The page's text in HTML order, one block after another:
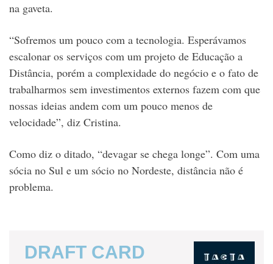
na gaveta.
“Sofremos um pouco com a tecnologia. Esperávamos
escalonar os serviços com um projeto de Educação a
Distância, porém a complexidade do negócio e o fato de
trabalharmos sem investimentos externos fazem com que
nossas ideias andem com um pouco menos de
velocidade”, diz Cristina.
Como diz o ditado, “devagar se chega longe”. Com uma
sócia no Sul e um sócio no Nordeste, distância não é
problema.
DRAFT CARD